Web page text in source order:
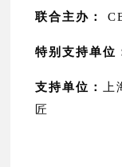
联合主办：
特别支持单位
支持单位：
匠